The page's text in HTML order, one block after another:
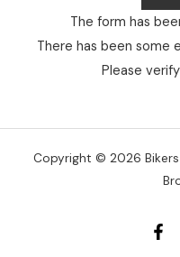
The form has
There has been some
Please
Copyright © 2026